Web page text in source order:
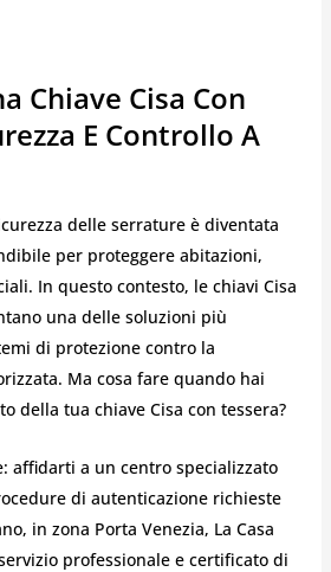
Chiave Cisa Con
E Controllo A
delle serrature è diventata
per proteggere abitazioni,
In questo contesto, le chiavi Cisa
una delle soluzioni più
di protezione contro la
Ma cosa fare quando hai
della tua chiave Cisa con tessera?
affidarti a un centro specializzato
di autenticazione richieste
in zona Porta Venezia, La Casa
professionale e certificato di